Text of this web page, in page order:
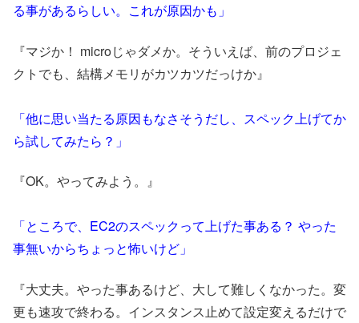
る事があるらしい。これが原因かも」
『マジか！ microじゃダメか。そういえば、前のプロジェ
クトでも、結構メモリがカツカツだっけか』
「他に思い当たる原因もなさそうだし、スペック上げてか
ら試してみたら？」
『OK。やってみよう。』
「ところで、EC2のスペックって上げた事ある？ やった
事無いからちょっと怖いけど」
『大丈夫。やった事あるけど、大して難しくなかった。変
更も速攻で終わる。インスタンス止めて設定変えるだけで